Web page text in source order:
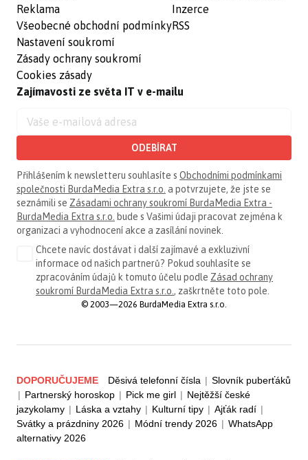
Reklama
Všeobecné obchodní podmínky
Nastavení soukromí
Zásady ochrany soukromí
Cookies zásady
Inzerce
RSS
Zajímavosti ze světa IT v e-mailu
ODEBÍRAT
Přihlášením k newsletteru souhlasíte s Obchodními podmínkami
společnosti BurdaMedia Extra s.r.o. a potvrzujete, že jste se
seznámili se Zásadami ochrany soukromí BurdaMedia Extra -
BurdaMedia Extra s.r.o. bude s Vašimi údaji pracovat zejména k
organizaci a vyhodnocení akce a zasílání novinek.
Chcete navíc dostávat i další zajímavé a exkluzivní
informace od našich partnerů? Pokud souhlasíte se
zpracováním údajů k tomuto účelu podle Zásad ochrany
soukromí BurdaMedia Extra s.r.o., zaškrtněte toto pole.
© 2003—2026 BurdaMedia Extra s.r.o.
DOPORUČUJEME Děsivá telefonní čísla | Slovník puberťáků
| Partnerský horoskop | Pick me girl | Nejtěžší české
jazykolamy | Láska a vztahy | Kulturní tipy | Ajťák radí |
Svátky a prázdniny 2026 | Módní trendy 2026 | WhatsApp
alternativy 2026